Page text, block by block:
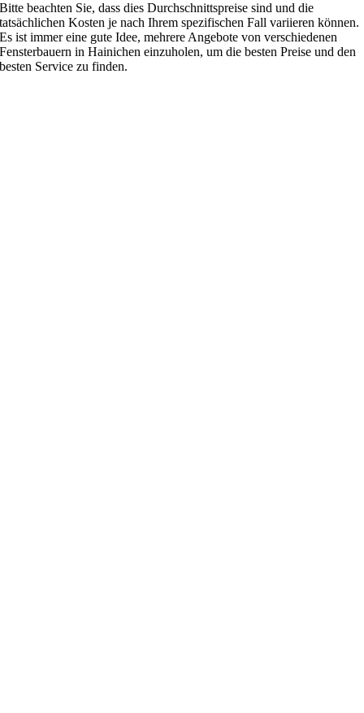
Bitte beachten Sie, dass dies Durchschnittspreise sind und die
tatsächlichen Kosten je nach Ihrem spezifischen Fall variieren können.
Es ist immer eine gute Idee, mehrere Angebote von verschiedenen
Fensterbauern in Hainichen einzuholen, um die besten Preise und den
besten Service zu finden.